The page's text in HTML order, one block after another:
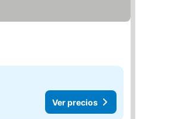
Ver precios